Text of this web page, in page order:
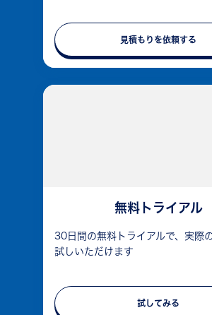
見積もりを依頼する
無料トライアル
30日間の無料トライアルで、実際
試しいただけます
試してみる